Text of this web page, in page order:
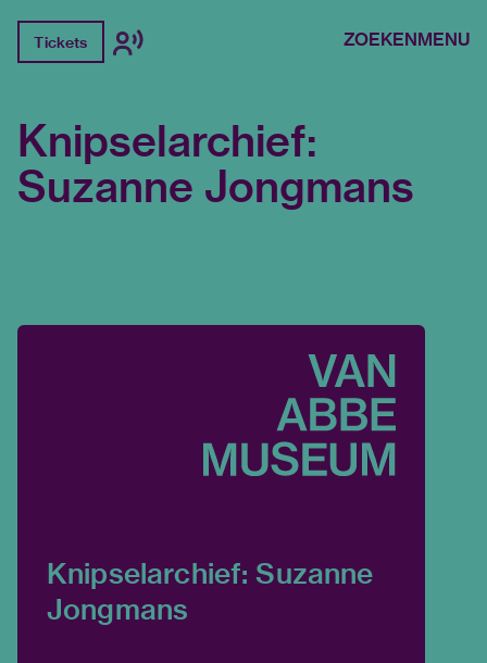
Tickets ZOEKENMENU
Knipselarchief:
Suzanne Jongmans
Knipselarchief: Suzanne
Jongmans